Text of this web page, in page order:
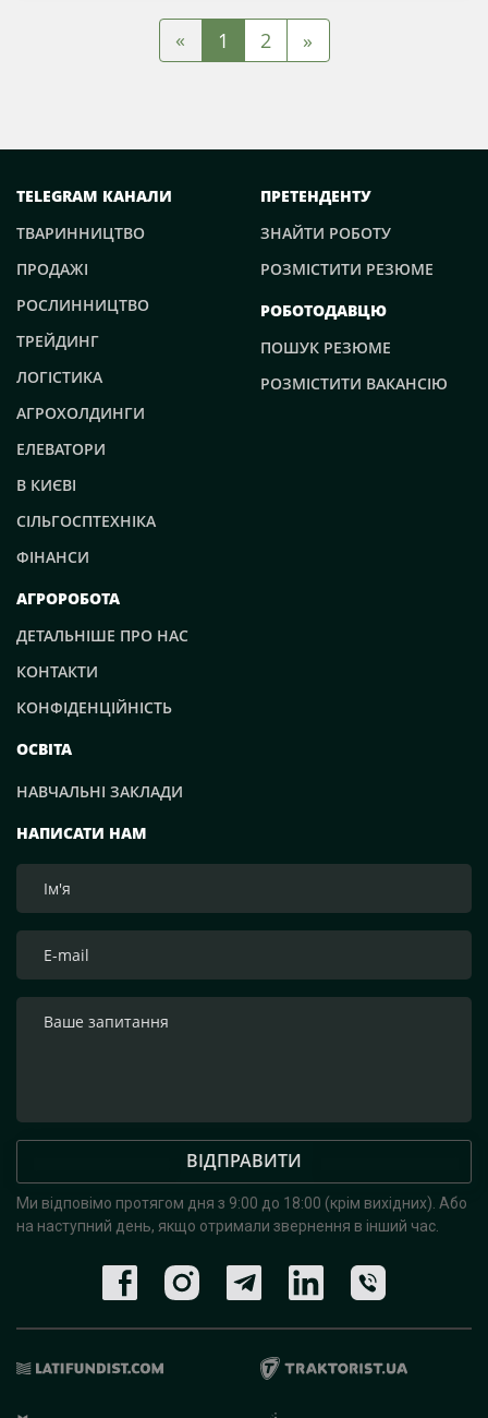
« 1 2 »
НАПИСАТИ НАМ
ВІДПРАВИТИ
Ми відповімо протягом дня з 9:00 до 18:00 (крім вихідних). Або
на наступний день, якщо отримали звернення в інший час.
TELEGRAM КАНАЛИ
ТВАРИННИЦТВО
ПРОДАЖІ
РОСЛИННИЦТВО
ТРЕЙДИНГ
ЛОГІСТИКА
АГРОХОЛДИНГИ
ЕЛЕВАТОРИ
В КИЄВІ
СІЛЬГОСПТЕХНІКА
ФІНАНСИ
ПРЕТЕНДЕНТУ
ЗНАЙТИ РОБОТУ
РОЗМІСТИТИ РЕЗЮМЕ
РОБОТОДАВЦЮ
ПОШУК РЕЗЮМЕ
РОЗМІСТИТИ ВАКАНСІЮ
АГРОРОБОТА
ДЕТАЛЬНІШЕ ПРО НАС
КОНТАКТИ
КОНФІДЕНЦІЙНІСТЬ
ОСВІТА
НАВЧАЛЬНІ ЗАКЛАДИ